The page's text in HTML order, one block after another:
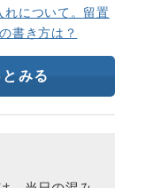
れについて。留置
書き方は？
みる